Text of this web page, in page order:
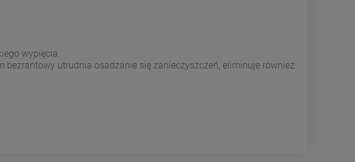
wypięcia.
utrudnia osadzanie się zanieczyszczeń, eliminuje również